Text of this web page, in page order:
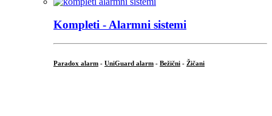
Kompleti - Alarmni sistemi
Paradox alarm - UniGuard alarm - Bežični - Žičani